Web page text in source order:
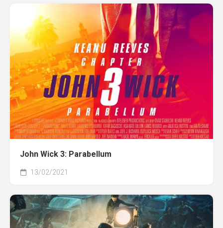
John Wick 3: Parabellum
13/02/2021